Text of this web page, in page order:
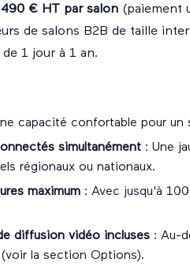
€ HT par salon (paiement
de salons B2B de taille
1 jour à 1 an.
capacité confortable pour un
simultanément : Une
régionaux ou nationaux.
maximum : Avec jusqu'à
diffusion vidéo incluses : Au-
la section Options).